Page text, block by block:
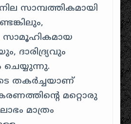
സാമ്പത്തികമാ‍യി
ദാരിദ്ര്യവും
ചെയ്യുന്നു.
തകർച്ചയാണ്
മറ്റൊരു
മാത്രം